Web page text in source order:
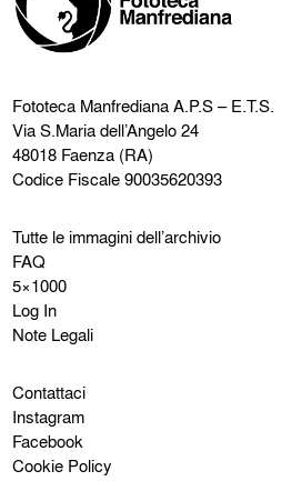
Fototeca ManfredianaA.P.S – E.T.S.
Via S.Maria dell’Angelo 24
48018 Faenza (RA)
Codice Fiscale 90035620393
Tutte le immagini dell’archivio
FAQ
5×1000
Log In
Note Legali
Contattaci
Instagram
Facebook
Cookie Policy